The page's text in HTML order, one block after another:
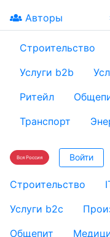
Авторы
Строительство
Услуги b2b
Ритейл
Транспорт
Вся Россия Войти
Строительство
Услуги b2c
Общепит